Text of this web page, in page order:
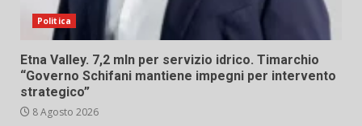
Politica
Etna Valley. 7,2 mln per servizio idrico. Timarchio
“Governo Schifani mantiene impegni per intervento
strategico”
8 Agosto 2026